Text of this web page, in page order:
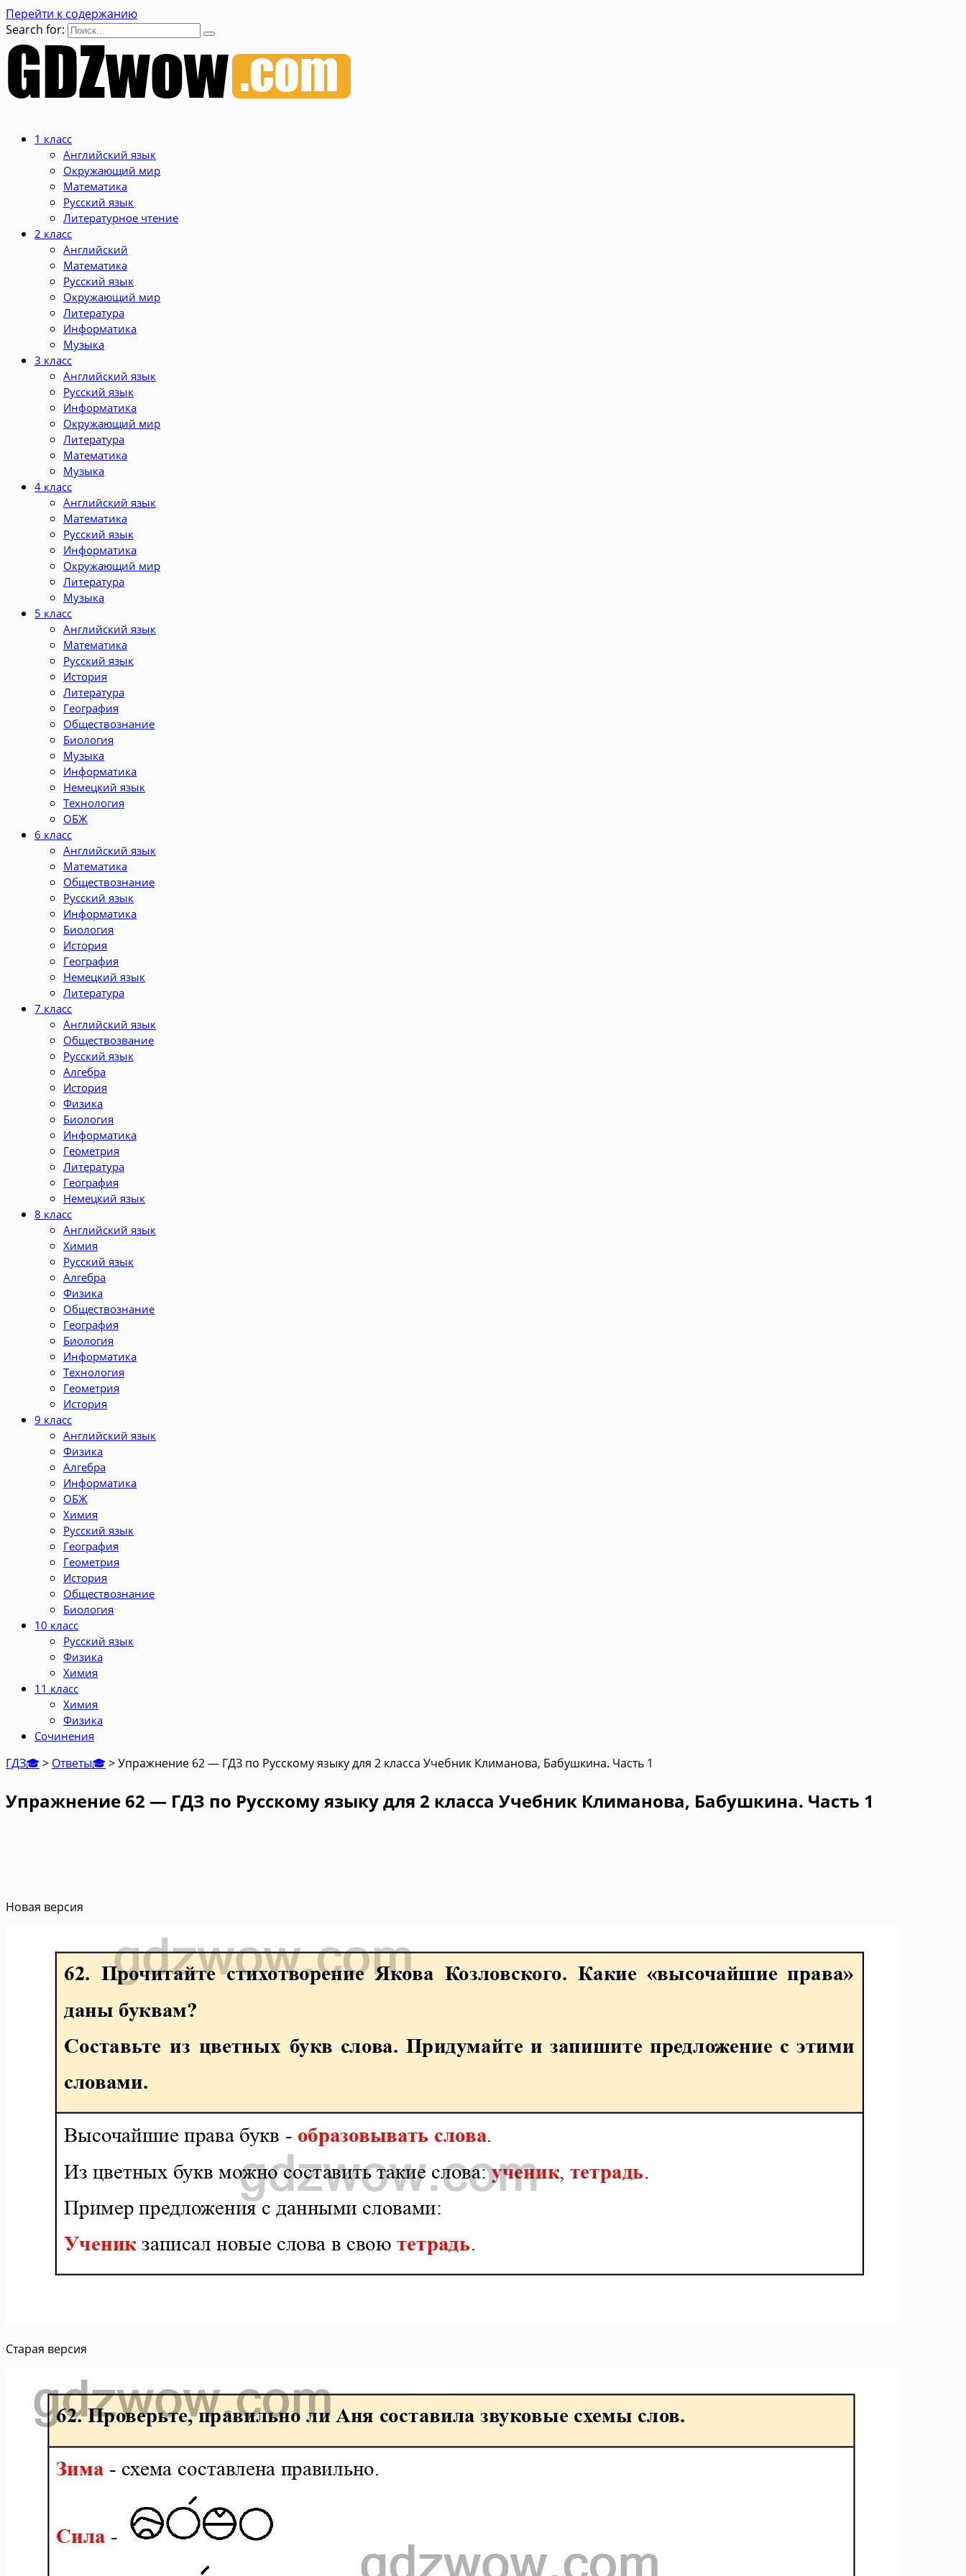
Перейти к содержанию
Search for:
1 класс
Английский язык
Окружающий мир
Математика
Русский язык
Литературное чтение
2 класс
Английский
Математика
Русский язык
Окружающий мир
Литература
Информатика
Музыка
3 класс
Английский язык
Русский язык
Информатика
Окружающий мир
Литература
Математика
Музыка
4 класс
Английский язык
Математика
Русский язык
Информатика
Окружающий мир
Литература
Музыка
5 класс
Английский язык
Математика
Русский язык
История
Литература
География
Обществознание
Биология
Музыка
Информатика
Немецкий язык
Технология
ОБЖ
6 класс
Английский язык
Математика
Обществознание
Русский язык
Информатика
Биология
История
География
Немецкий язык
Литература
7 класс
Английский язык
Обществозвание
Русский язык
Алгебра
История
Физика
Биология
Информатика
Геометрия
Литература
География
Немецкий язык
8 класс
Английский язык
Химия
Русский язык
Алгебра
Физика
Обществознание
География
Биология
Информатика
Технология
Геометрия
История
9 класс
Английский язык
Физика
Алгебра
Информатика
ОБЖ
Химия
Русский язык
География
Геометрия
История
Обществознание
Биология
10 класс
Русский язык
Физика
Химия
11 класс
Химия
Физика
Сочинения
ГДЗ🎓> Ответы🎓>Упражнение 62 — ГДЗ по Русскому языку для 2 класса Учебник Климанова, Бабушкина. Часть 1
Упражнение 62 — ГДЗ по Русскому языку для 2 класса Учебник Климанова, Бабушкина. Часть 1
Новая версия
Старая версия